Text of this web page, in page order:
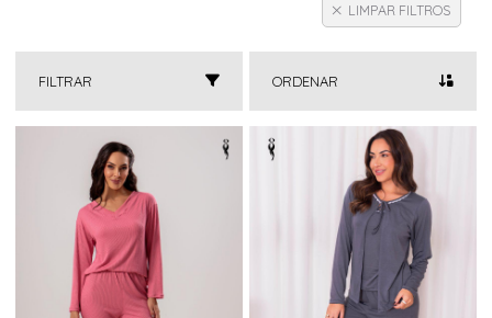
LIMPAR FILTROS
FILTRAR ORDENAR